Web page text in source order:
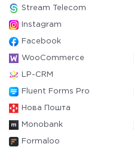
Stream Telecom
Instagram
Facebook
WooCommerce
LP-CRM
Fluent Forms Pro
Нова Пошта
Monobank
Formaloo